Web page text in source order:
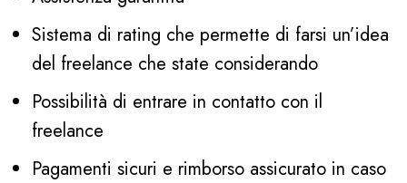
Sistema di rating che permette di farsi un’idea
del freelance che state considerando
Possibilità di entrare in contatto con il
freelance
Pagamenti sicuri e rimborso assicurato in caso